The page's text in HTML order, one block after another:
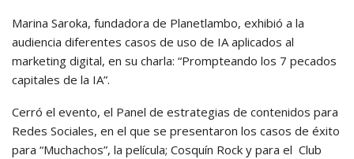
Marina Saroka, fundadora de Planetlambo, exhibió a la
audiencia diferentes casos de uso de IA aplicados al
marketing digital, en su charla: “Prompteando los 7 pecados
capitales de la IA”.
Cerró el evento, el Panel de estrategias de contenidos para
Redes Sociales, en el que se presentaron los casos de éxito
para “Muchachos”, la película; Cosquín Rock y para el Club